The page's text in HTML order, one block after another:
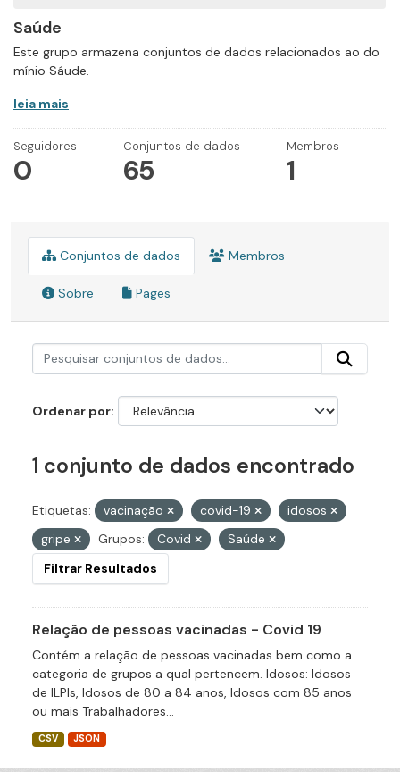
Saúde
Este grupo armazena conjuntos de dados relacionados ao do
mínio Sáude.
leia mais
Seguidores
0
Conjuntos de dados
65
Membros
1
Conjuntos de dados Membros
Sobre Pages
Ordenar por
1 conjunto de dados encontrado
Etiquetas: vacinação covid-19
idosos
gripe
Grupos: Covid
Saúde
Filtrar Resultados
Relação de pessoas vacinadas - Covid 19
Contém a relação de pessoas vacinadas bem como a
categoria de grupos a qual pertencem. Idosos: Idosos
de ILPIs, Idosos de 80 a 84 anos, Idosos com 85 anos
ou mais Trabalhadores...
CSV JSON